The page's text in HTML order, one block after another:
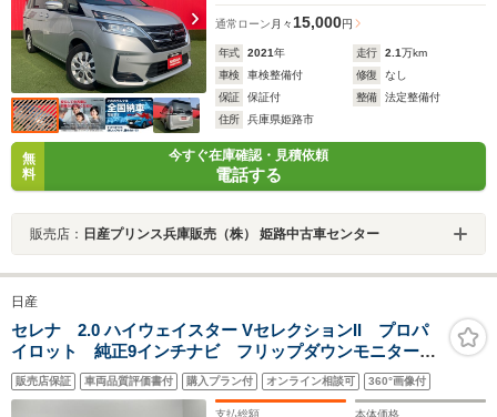
通常ローン 月々 15,000円
年式 2021年 走行 2.1万km
車検
車検整備付 修復
なし
保証
保証付 整備
法定整備付
住所
兵庫県姫路市
無
料
今すぐ在庫確認・見積依頼
電話する
販売店： 日産プリンス兵庫販売（株） 姫路中古車センター
日産
セレナ 2.0 ハイウェイスター VセレクションII プロパ
イロット 純正9インチナビ フリップダウンモニター
アラウンドビューモニター ビルトインETC2.0 ドライ
ブレコーダー レーダークルーズコントロール 両側パ
販売店保証 車両品質評価書付 購入プラン付 オンライン相談可 360°画像付
支払総額 本体価格